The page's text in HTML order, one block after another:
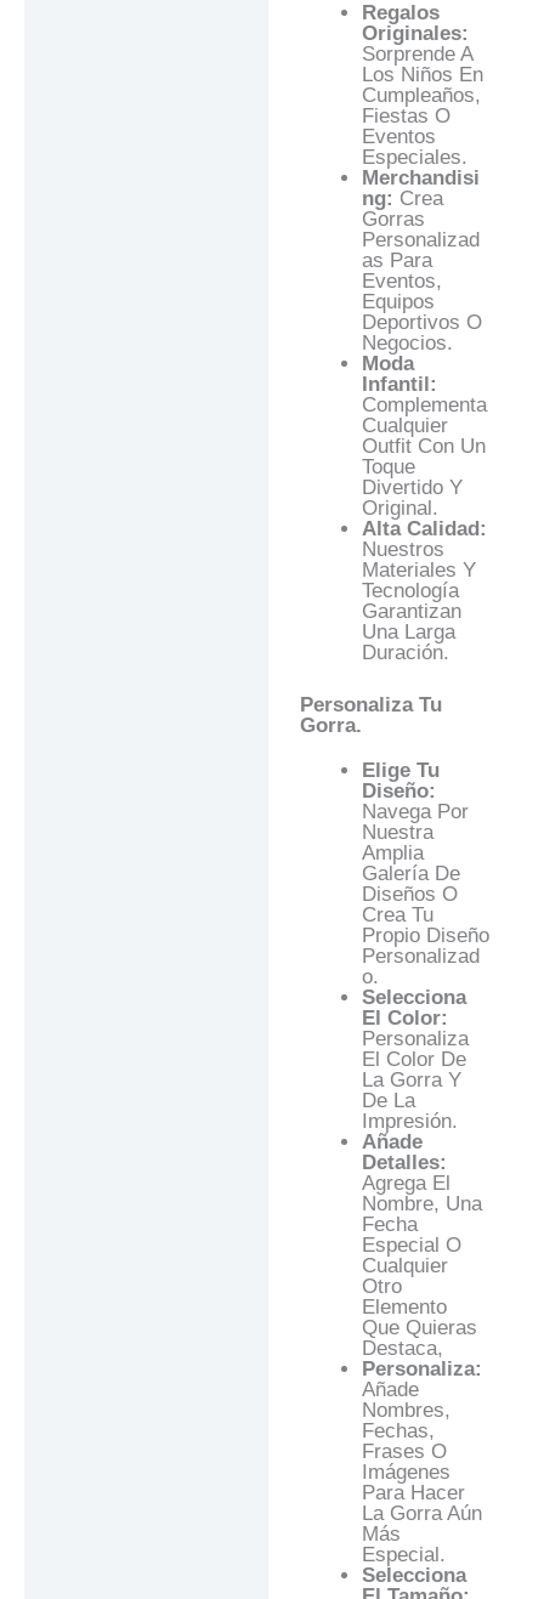
Regalos
Originales:
Sorprende A
Los Niños En
Cumpleaños,
Fiestas O
Eventos
Especiales.
Merchandisi
Ng: Crea
Gorras
Personalizad
As Para
Eventos,
Equipos
Deportivos O
Negocios.
Moda
Infantil:
Complementa
Cualquier
Outfit Con Un
Toque
Divertido Y
Original.
Alta Calidad:
Nuestros
Materiales Y
Tecnología
Garantizan
Una Larga
Duración.
Personaliza Tu
Gorra.
Elige Tu
Diseño:
Navega Por
Nuestra
Amplia
Galería De
Diseños O
Crea Tu
Propio Diseño
Personalizad
O.
Selecciona
El Color:
Personaliza
El Color De
La Gorra Y
De La
Impresión.
Añade
Detalles:
Agrega El
Nombre, Una
Fecha
Especial O
Cualquier
Otro
Elemento
Que Quieras
Destaca,
Personaliza:
Añade
Nombres,
Fechas,
Frases O
Imágenes
Para Hacer
La Gorra Aún
Más
Especial.
Selecciona